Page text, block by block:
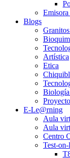
Blogs
Artística
Etica
E-Le@rning
Aula
Aula
Centro
Test-